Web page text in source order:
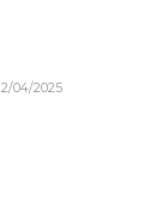
04/2025